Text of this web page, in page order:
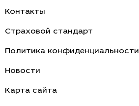
Контакты
Страховой стандарт
Политика конфиденциальности
Новости
Карта сайта